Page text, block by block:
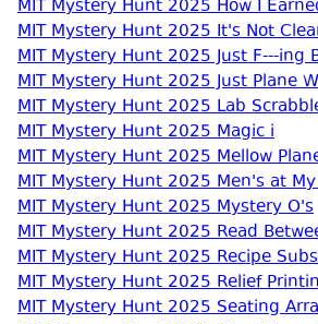
MIT Mystery Hunt 2025 How I
MIT Mystery Hunt 2025 It's Not
MIT Mystery Hunt 2025 Just F---ing
MIT Mystery Hunt 2025 Just Plane
MIT Mystery Hunt 2025 Lab
MIT Mystery Hunt 2025 Magic i
MIT Mystery Hunt 2025 Mellow
MIT Mystery Hunt 2025 Men's at
MIT Mystery Hunt 2025 Mystery O's
MIT Mystery Hunt 2025 Read
MIT Mystery Hunt 2025 Recipe
MIT Mystery Hunt 2025 Relief
MIT Mystery Hunt 2025 Seating